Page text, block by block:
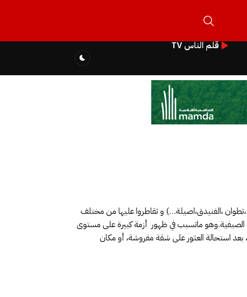
قلم الناس TV
،الفنيدق،اصيلة…) و تقاطروا عليها من مختلف
الصيفية.وهو ماتسبب في ظهور أزمة كبيرة على مستوى
بعد استحالة العثور على شقة مفروشة، أو مكان